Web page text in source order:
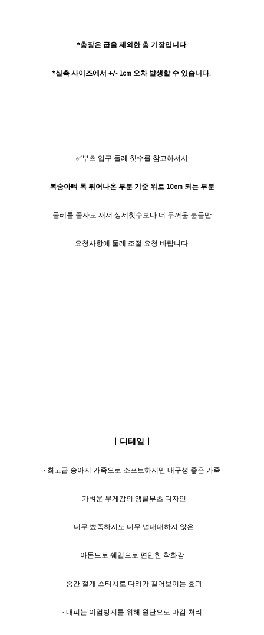
*총장은 굽을 제외한 총 기장입니다.
*실측 사이즈에서 +/- 1cm 오차 발생할 수 있습니다.
✅부츠 입구 둘레 칫수를 참고하셔서
복숭아뼈 톡 튀어나온 부분 기준 위로 10cm 되는 부분
둘레를 줄자로 재서 상세칫수보다 더 두꺼운 분들만
요청사항에 둘레 조절 요청 바랍니다!
ㅣ디테일ㅣ
- 최고급 송아지 가죽으로 소프트하지만 내구성 좋은 가죽
- 가벼운 무게감의 앵클부츠 디자인
- 너무 뾰족하지도 너무 넙대대하지 않은
아몬드토 쉐입으로 편안한 착화감
- 중간 절개 스티치로 다리가 길어보이는 효과
- 내피는 이염방지를 위해 원단으로 마감 처리